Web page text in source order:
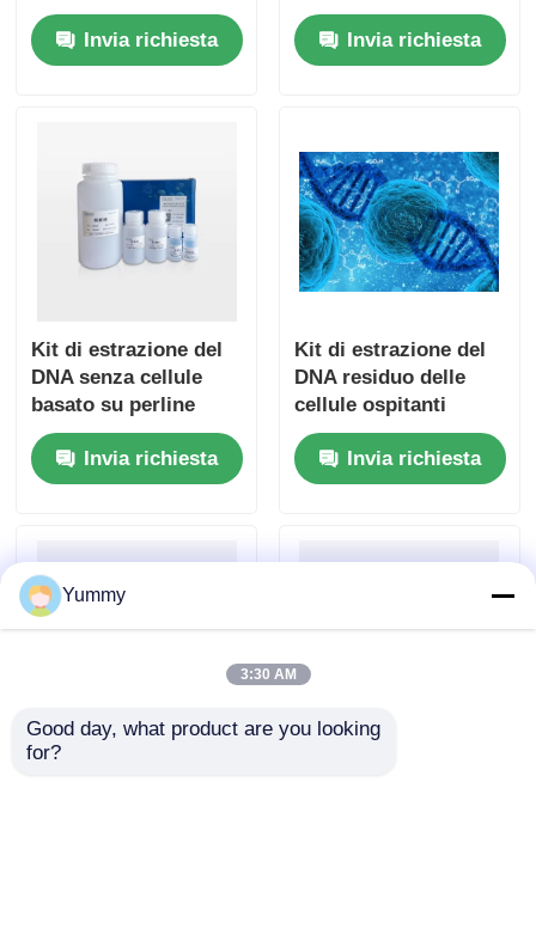
Invia richiesta
del sangue
Invia richiesta
Kit di estrazione del
DNA senza cellule
basato su perline
magnetiche
Invia richiesta
Kit di estrazione del
DNA residuo delle
cellule ospitanti
basato su perline
magneticheInvia richiesta
Yummy
3:30 AM
Good day, what product are you looking
for?